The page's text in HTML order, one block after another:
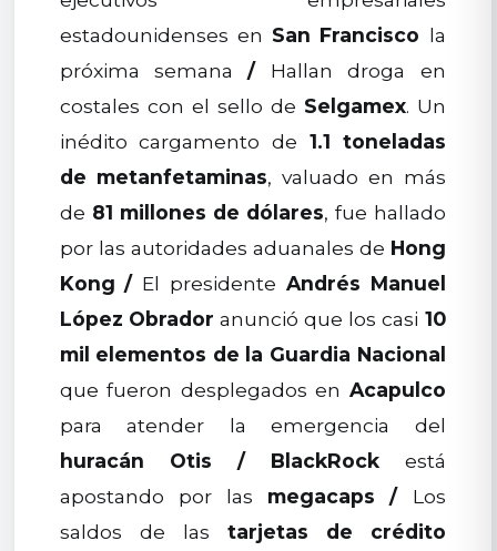
estadounidenses en San Francisco la
próxima semana/Hallan droga en
costales con el sello de Selgamex. Un
inédito cargamento de 1.1 toneladas
de metanfetaminas, valuado en más
de 81 millones de dólares, fue hallado
por las autoridades aduanales de Hong
Kong /El presidente Andrés Manuel
López Obrador anunció que los casi 10
mil elementos de la Guardia Nacional
que fueron desplegados en Acapulco
para atender la emergencia del
huracán Otis
/ BlackRockestá
apostando por las megacaps /Los
saldos de las tarjetas de crédito